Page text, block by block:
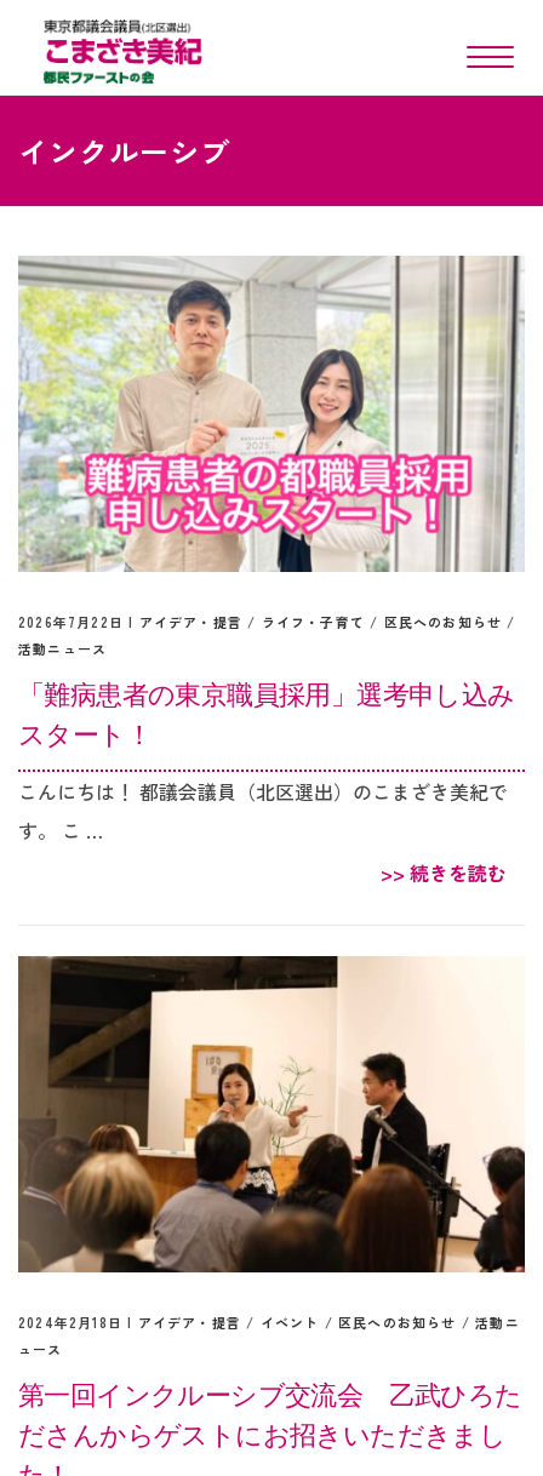
toggle
インクルーシブ
2026年7月22日 | アイデア・提言 / ライフ・子育て / 区民へのお知らせ /
活動ニュース
「難病患者の東京職員採用」選考申し込み
スタート！
こんにちは！ 都議会議員（北区選出）のこまざき美紀で
す。 こ …
>> 続きを読む
2024年2月18日 | アイデア・提言 / イベント / 区民へのお知らせ /活動ニ
ュース
第一回インクルーシブ交流会 乙武ひろた
ださんからゲストにお招きいただきまし